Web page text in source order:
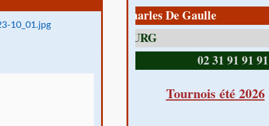
1 av Charles De Gaulle
02 31 91 91 91
Tournois été 2026